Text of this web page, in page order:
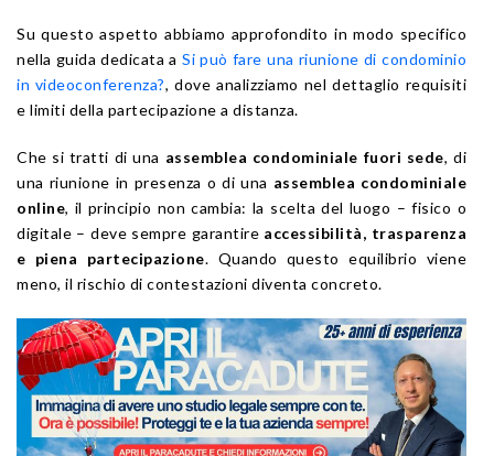
Su questo aspetto abbiamo approfondito in modo specifico
nella guida dedicata aSi può fare una riunione di condominio
in videoconferenza?, dove analizziamo nel dettaglio requisiti
e limiti della partecipazione a distanza.
Che si tratti di una assemblea condominiale fuori sede, di
una riunione in presenza o di una assemblea condominiale
online, il principio non cambia: la scelta del luogo – fisico o
digitale – deve sempre garantire accessibilità, trasparenza
e piena partecipazione. Quando questo equilibrio viene
meno, il rischio di contestazioni diventa concreto.